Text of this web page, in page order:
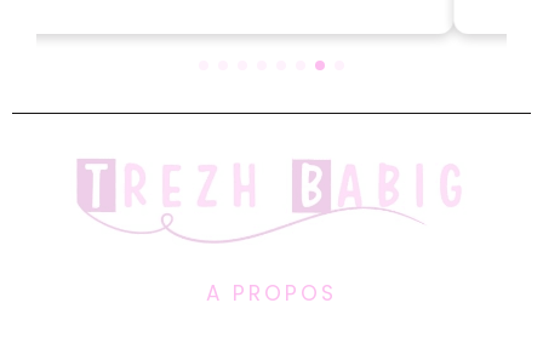
A PROPOS